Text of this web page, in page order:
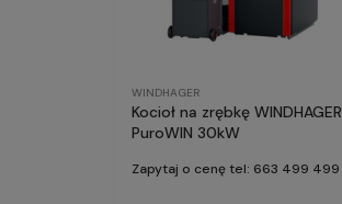
WINDHAGER
Kocioł na zrębkę WINDHAGER
PuroWIN 30kW
Zapytaj o cenę tel: 663 499 499